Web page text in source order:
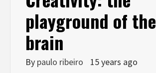
playground of the
brain
By paulo ribeiro 15 years ago